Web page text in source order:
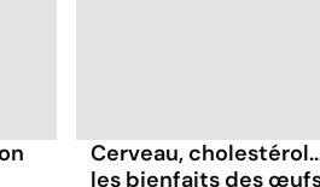
Cerveau,
les bienfaits des